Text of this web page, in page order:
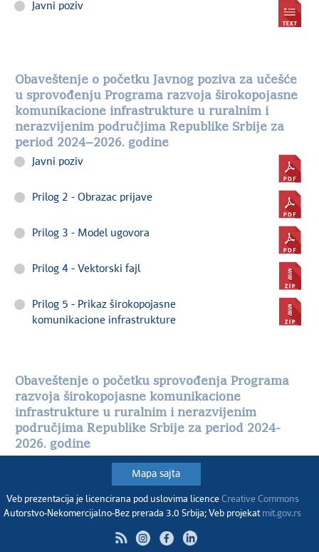
Javni poziv
Obaveštenje o početku Javnog poziva za učešće
u sprovođenju Programa razvoja širokopojasne
komunikacione infrastrukture u ruralnim i
nerazvijenim područjima Republike Srbije za
period 2024−2026. godine
Javni poziv
Prilog 2 - Obrazac prijave
Prilog 3 - Model ugovora
Prilog 4 - Vektorski fajl
Prilog 5 - Prikaz širokopojasne
komunikacione infrastrukture
Obaveštenje o početku sprovođenja Programa
razvoja širokopojasne komunikacione
infrastrukture u ruralnim i nerazvijenim
područjima Republike Srbije za period 2024-
2026. godine
Mapa sajta
Veb prezentacija je licencirana pod uslovima licence Creative Commons
Autorstvo-Nekomercijalno-Bez prerada 3.0 Srbija; Veb projekat mit.gov.rs